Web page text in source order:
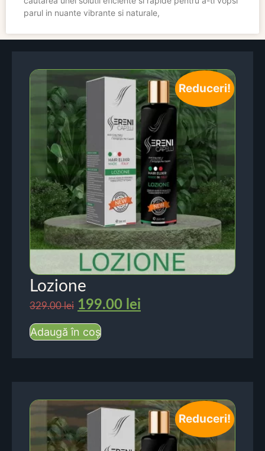
parul in nuante vibrante si naturale,
Reduceri!
Lozione
329.00lei 199.00 lei
Adaugă în coș
Reduceri!